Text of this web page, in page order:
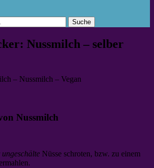
Nussmilch – selber
– Nussmilch – Vegan
Nussmilch
ungeschälte Nüsse schroten, bzw. zu einem